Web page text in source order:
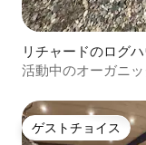
リチャードのログ
活動中のオーガニ
ゲストチョイス
ゲストチョイス